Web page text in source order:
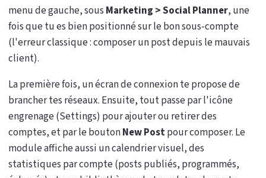
menu de gauche, sous Marketing > Social Planner, une
fois que tu es bien positionné sur le bon sous-compte
(l'erreur classique : composer un post depuis le mauvais
client).
La première fois, un écran de connexion te propose de
brancher tes réseaux. Ensuite, tout passe par l'icône
engrenage (Settings) pour ajouter ou retirer des
comptes, et par le boutonNew Postpour composer. Le
module affiche aussi un calendrier visuel, des
statistiques par compte (posts publiés, programmés,